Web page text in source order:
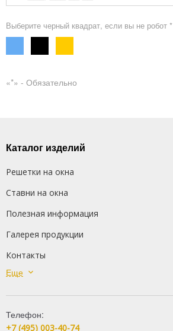
Выберите черный квадрат, если вы не робот *
«*» - Обязательно
Каталог изделий
Решетки на окна
Ставни на окна
Полезная информация
Галерея продукции
Контакты
Сварные решетки
Кованые решетки
Распашные решетки
Еще
Телефон:
+7 (495) 003-40-74